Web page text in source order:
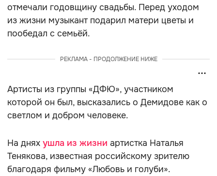
отмечали годовщину свадьбы. Перед уходом
из жизни музыкант подарил матери цветы и
пообедал с семьёй.
РЕКЛАМА - ПРОДОЛЖЕНИЕ НИЖЕ
Артисты из группы «ДФЮ», участником
которой он был, высказались о Демидове как о
светлом и добром человеке.
На днях ушла из жизни артистка Наталья
Тенякова, известная российскому зрителю
благодаря фильму «Любовь и голуби».